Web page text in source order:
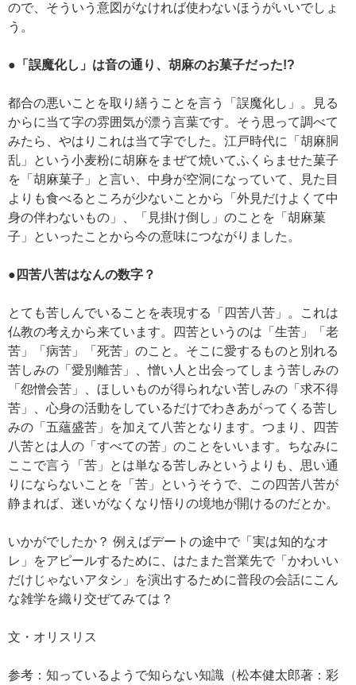
ので、そういう意図がなければ使わないほうがいいでしょ
う。
●「誤魔化し」は音の通り、胡麻のお菓子だった!?
都合の悪いことを取り繕うことを言う「誤魔化し」。見る
からに当て字の雰囲気が漂う言葉です。そう思って調べて
みたら、やはりこれは当て字でした。江戸時代に「胡麻胴
乱」という小麦粉に胡麻をまぜて焼いてふくらませた菓子
を「胡麻菓子」と言い、中身が空洞になっていて、見た目
よりも食べるところが少ないことから「外見だけよくて中
身の伴わないもの」、「見掛け倒し」のことを「胡麻菓
子」といったことから今の意味につながりました。
●四苦八苦はなんの数字？
とても苦しんでいることを表現する「四苦八苦」。これは
仏教の考えから来ています。四苦というのは「生苦」「老
苦」「病苦」「死苦」のこと。そこに愛するものと別れる
苦しみの「愛別離苦」、憎い人と出会ってしまう苦しみの
「怨憎会苦」、ほしいものが得られない苦しみの「求不得
苦」、心身の活動をしているだけでわきあがってくる苦し
みの「五蘊盛苦」を加えて八苦となります。つまり、四苦
八苦とは人の「すべての苦」のことをいいます。ちなみに
ここで言う「苦」とは単なる苦しみというよりも、思い通
りにならないことを「苦」というそうで、この四苦八苦が
静まれば、迷いがなくなり悟りの境地が開けるのだとか。
いかがでしたか？ 例えばデートの途中で「実は知的なオ
レ」をアピールするために、はたまた営業先で「かわいい
だけじゃないアタシ」を演出するために普段の会話にこん
な雑学を織り交ぜてみては？
文・オリスリス
参考：知っているようで知らない知識（松本健太郎著：彩